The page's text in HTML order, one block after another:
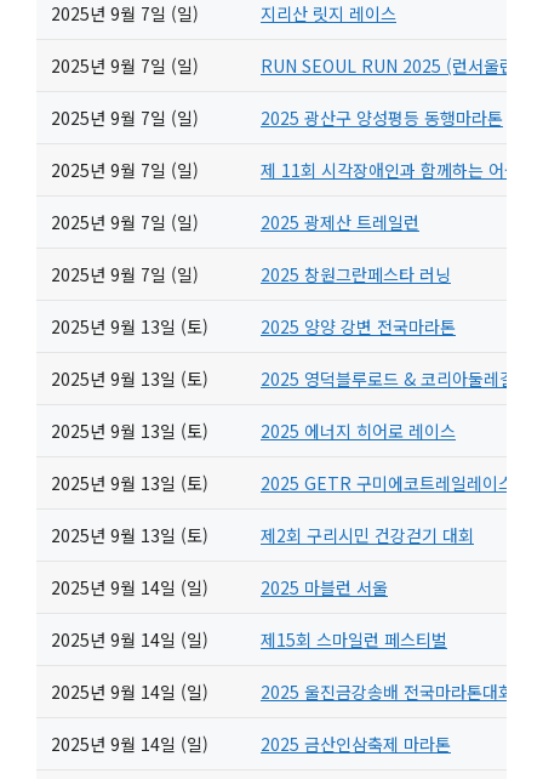
2025년 9월 7일 (일) 지리산 릿지 레이스
2025년 9월 7일 (일) RUN SEOUL RUN 2025 (런서울런)
2025년 9월 7일 (일) 2025 광산구 양성평등 동행마라톤
2025년 9월 7일 (일) 제 11회 시각장애인과 함께하는 어울림
2025년 9월 7일 (일) 2025 광제산 트레일런
2025년 9월 7일 (일) 2025 창원그란페스타 러닝
2025년 9월 13일 (토) 2025 양양 강변 전국마라톤
2025년 9월 13일 (토) 2025 영덕블루로드 & 코리아둘레길 트
2025년 9월 13일 (토) 2025 에너지 히어로 레이스
2025년 9월 13일 (토) 2025 GETR 구미에코트레일레이스
2025년 9월 13일 (토) 제2회 구리시민 건강걷기 대회
2025년 9월 14일 (일) 2025 마블런 서울
2025년 9월 14일 (일) 제15회 스마일런 페스티벌
2025년 9월 14일 (일) 2025 울진금강송배 전국마라톤대회
2025년 9월 14일 (일) 2025 금산인삼축제 마라톤